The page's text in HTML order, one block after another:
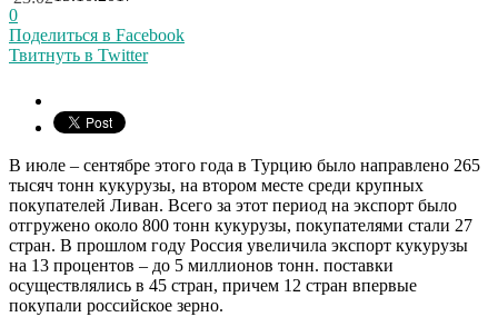
0
Поделиться в Facebook
Твитнуть в Twitter
В июле – сентябре этого года в Турцию было направлено 265
тысяч тонн кукурузы, на втором месте среди крупных
покупателей Ливан. Всего за этот период на экспорт было
отгружено около 800 тонн кукурузы, покупателями стали 27
стран. В прошлом году Россия увеличила экспорт кукурузы
на 13 процентов – до 5 миллионов тонн. поставки
осуществлялись в 45 стран, причем 12 стран впервые
покупали российское зерно.